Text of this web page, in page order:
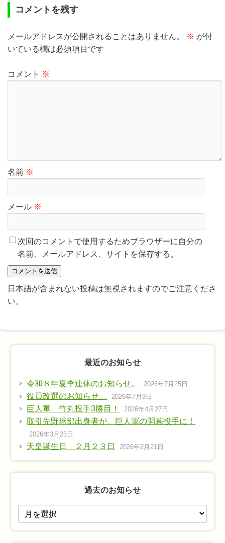
コメントを残す
メールアドレスが公開されることはありません。 ※ が付
いている欄は必須項目です
コメント ※
名前 ※
メール ※
次回のコメントで使用するためブラウザーに自分の
名前、メールアドレス、サイトを保存する。
日本語が含まれない投稿は無視されますのでご注意くださ
い。
最近のお知らせ
令和８年夏季連休のお知らせ。 2026年7月25日
役員改選のお知らせ。 2026年7月9日
巨人軍 竹丸投手3勝目！ 2026年4月27日
取引先野球部出身者が、巨人軍の開幕投手に！
2026年3月25日
天皇誕生日 ２月２３日 2026年2月21日
過去のお知らせ
去